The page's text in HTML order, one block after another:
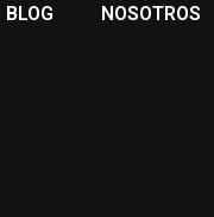
BLOG NOSOTROS